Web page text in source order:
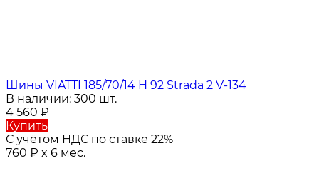
Шины VIATTI 185/70/14 H 92 Strada 2 V-134
В наличии: 300 шт.
4 560 ₽
Купить
С учётом НДС по ставке 22%
760 ₽ x 6 мес.